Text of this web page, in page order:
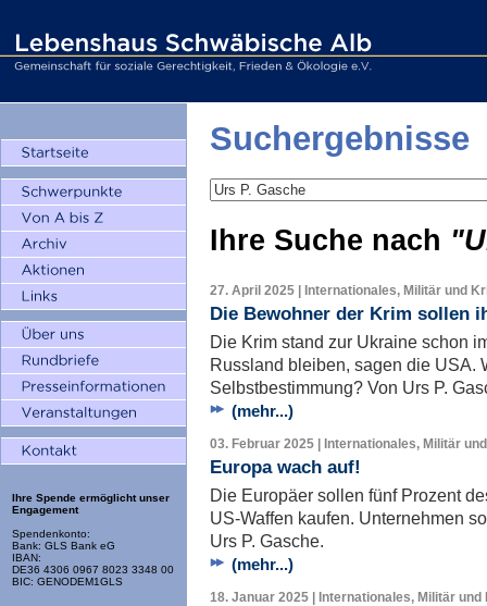
Ihre Spende ermöglicht unser
Engagement
Spendenkonto:
Bank: GLS Bank eG
IBAN:
DE36 4306 0967 8023 3348 00
BIC: GENODEM1GLS
Suchergebnisse
Ihre Suche nach
27. April 2025 | Internationales, Militär und
Die Bewohner der Krim sollen
Die Krim stand zur Ukraine schon
Russland bleiben, sagen die USA.
Selbstbestimmung? Von Urs P.
(mehr...)
03. Februar 2025 | Internationales, Militär
Europa wach auf!
Die Europäer sollen fünf Prozent
US-Waffen kaufen. Unternehmen
Urs P. Gasche.
(mehr...)
18. Januar 2025 | Internationales, Militär und